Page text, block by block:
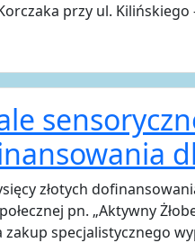
przy ul.
złotych
pn. „Aktywny
specjalistycznego